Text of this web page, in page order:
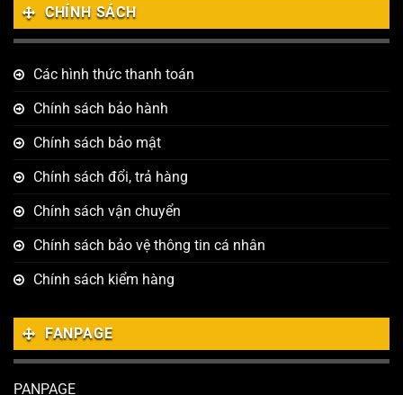
CHÍNH SÁCH
Các hình thức thanh toán
Chính sách bảo hành
Chính sách bảo mật
Chính sách đổi, trả hàng
Chính sách vận chuyển
Chính sách bảo vệ thông tin cá nhân
Chính sách kiểm hàng
FANPAGE
PANPAGE